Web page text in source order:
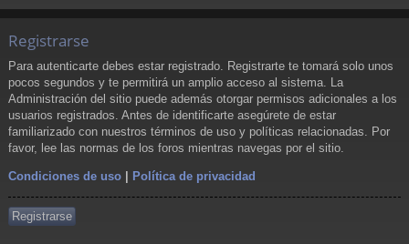
Registrarse
Para autenticarte debes estar registrado. Registrarte te tomará solo unos
pocos segundos y te permitirá un amplio acceso al sistema. La
Administración del sitio puede además otorgar permisos adicionales a los
usuarios registrados. Antes de identificarte asegúrete de estar
familiarizado con nuestros términos de uso y políticas relacionadas. Por
favor, lee las normas de los foros mientras navegas por el sitio.
Condiciones de uso Política de privacidad
Registrarse